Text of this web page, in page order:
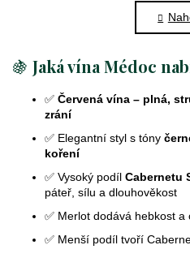
l
á
d
a
c
í
r
k
v
ý
á
n
k
v
n
🍇 Jaká vína Médoc
✅ Červená vína – plná,
zrání
✅ Elegantní styl s tóny
koření
✅ Vysoký podíl Cabernetu
páteř, sílu a dlouhověkost
✅ Merlot dodává hebkost a
✅ Menší podíl tvoří